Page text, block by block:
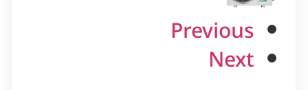
Previous
Next